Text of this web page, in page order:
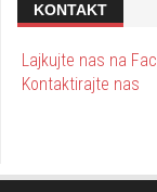
KONTAKT
Lajkujte nas na
Kontaktirajte nas